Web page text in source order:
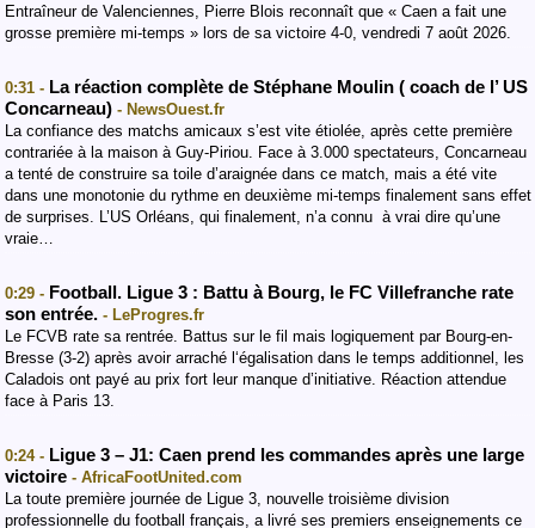
Entraîneur de Valenciennes, Pierre Blois reconnaît que « Caen a fait une
grosse première mi-temps » lors de sa victoire 4-0, vendredi 7 août 2026.
0:31 - La réaction complète de Stéphane Moulin ( coach de l’ US
Concarneau) - NewsOuest.fr
La confiance des matchs amicaux s’est vite étiolée, après cette première
contrariée à la maison à Guy-Piriou. Face à 3.000 spectateurs, Concarneau
a tenté de construire sa toile d’araignée dans ce match, mais a été vite
dans une monotonie du rythme en deuxième mi-temps finalement sans effet
de surprises. L’US Orléans, qui finalement, n’a connu à vrai dire qu’une
vraie…
0:29 - Football. Ligue 3 : Battu à Bourg, le FC Villefranche rate
son entrée. - LeProgres.fr
Le FCVB rate sa rentrée. Battus sur le fil mais logiquement par Bourg-en-
Bresse (3-2) après avoir arraché l‘égalisation dans le temps additionnel, les
Caladois ont payé au prix fort leur manque d’initiative. Réaction attendue
face à Paris 13.
0:24 - Ligue 3 – J1: Caen prend les commandes après une large
victoire - AfricaFootUnited.com
La toute première journée de Ligue 3, nouvelle troisième division
professionnelle du football français, a livré ses premiers enseignements ce